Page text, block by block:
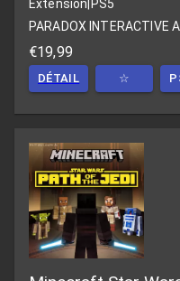
Extension PS5
PARADOX INTERACTIVE
€19,99
DÉTAIL ☆